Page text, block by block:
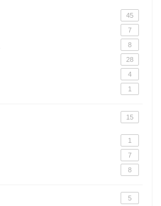
45
7
8
28
4
1
15
1
7
8
5